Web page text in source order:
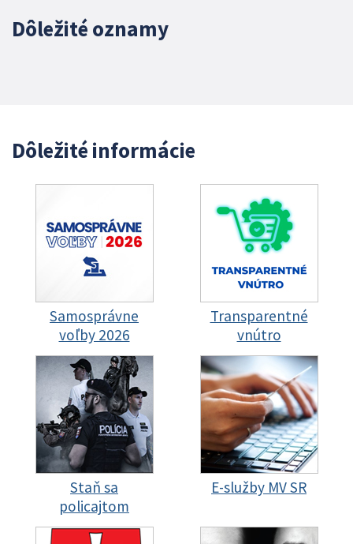
Dôležité oznamy
Dôležité informácie
Samosprávne
voľby 2026
Transparentné
vnútro
Staň sa
policajtom
E-služby MV SR